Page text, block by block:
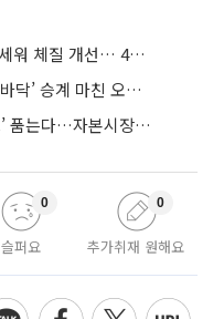
E8, ‘온톨로지 AI·디지털 트윈’ 앞세워 체질 개선… 4분기 흑자전환 총력
25억에 경영권 넘긴 상보…‘주가 바닥’ 승계 마친 오너 2세, 주가 부양 나설까
아워홈 떠난 구미현, 코스닥 ‘본느’ 품는다…자본시장 전면 등판
슬퍼요
0
추가취재 원해요
0